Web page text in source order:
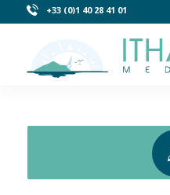
+33 (0)1 40 28 41 01